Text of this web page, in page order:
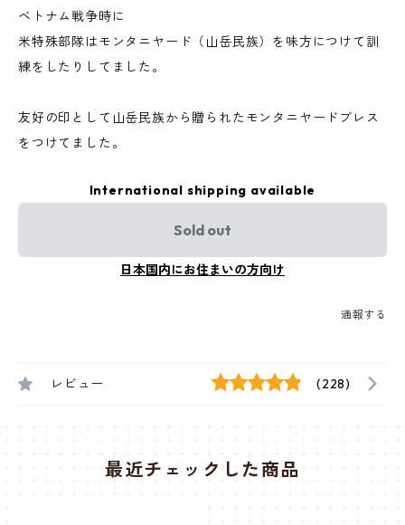
ベトナム戦争時に
米特殊部隊はモンタニヤード（山岳民族）を味方につけて訓
練をしたりしてました。
友好の印として山岳民族から贈られたモンタニヤードブレス
をつけてました。
International shipping available
Sold out
日本国内にお住まいの方向け
通報する
レビュー (228)
最近チェックした商品